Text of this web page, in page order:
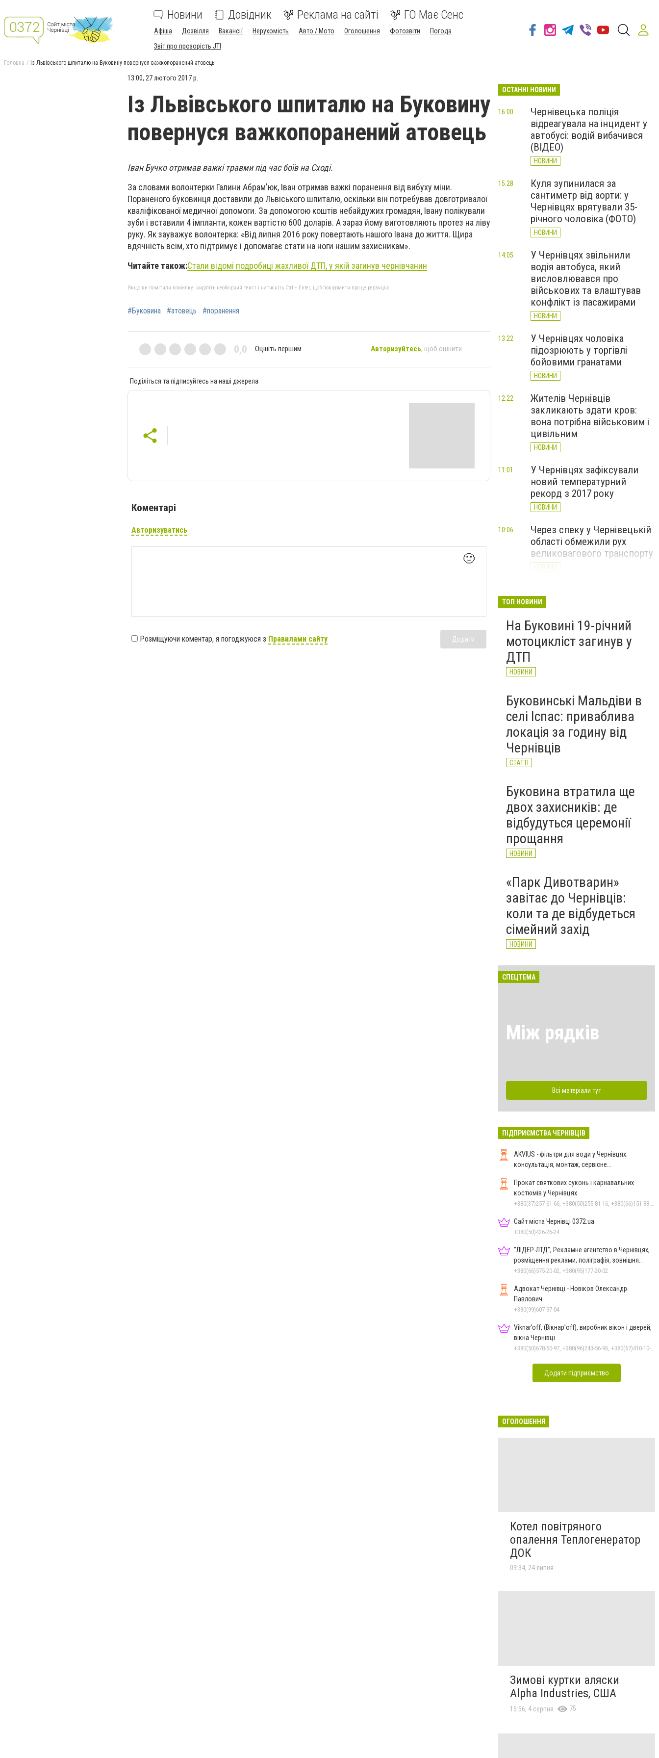
Новини Довідник Реклама на сайті ГО Має Сенс
Афіша Дозвілля Вакансії Нерухомість Авто / Мото Оголошення Фотозвіти
Погода
Звіт про прозорість JTI
Головна Із Львівського шпиталю на Буковину повернуся важкопоранений атовець
13:00, 27 лютого 2017 р.
Із Львівського шпиталю на Буковину
повернуся важкопоранений атовець
Іван Бучко отримав важкі травми під час боїв на Сході.
За словами волонтерки Галини Абрам'юк, Іван отримав важкі поранення від вибуху міни.
Пораненого буковинця доставили до Львіського шпиталю, оскільки він потребував довготривалої
кваліфікованої медичної допомоги. За допомогою коштів небайдужих громадян, Івану полікували
зуби і вставили 4 імпланти, кожен вартістю 600 доларів. А зараз йому виготовляють протез на ліву
руку. Як зауважує волонтерка: «Від липня 2016 року повертають нашого Івана до життя. Щира
вдячність всім, хто підтримує і допомагає стати на ноги нашим захисникам».
Читайте також:Стали відомі подробиці жахливої ДТП, у якій загинув чернівчанин
Якщо ви помітили помилку, виділіть необхідний текст і натисніть Ctrl + Enter, щоб повідомити про це редакцію
#Буковина #атовець #поранення
0,0 Оцініть першим Авторизуйтесь, щоб оцінити
Поділіться та підписуйтесь на наші джерела
Коментарі
Авторизуватись
🙂
Розміщуючи коментар, я погоджуюся з Правилами сайту Додати
ОСТАННІ НОВИНИ
Чернівецька поліція
відреагувала на інцидент у
автобусі: водій вибачився
(ВІДЕО)
НОВИНИ
16:00
Куля зупинилася за
сантиметр від аорти: у
Чернівцях врятували 35-
річного чоловіка (ФОТО)
НОВИНИ
15:28
У Чернівцях звільнили
водія автобуса, який
висловлювався про
військових та влаштував
конфлікт із пасажирами
НОВИНИ
14:05
У Чернівцях чоловіка
підозрюють у торгівлі
бойовими гранатами
НОВИНИ
13:22
Жителів Чернівців
закликають здати кров:
вона потрібна військовим і
цивільним
НОВИНИ
12:22
У Чернівцях зафіксували
новий температурний
рекорд з 2017 року
НОВИНИ
11:01
Через спеку у Чернівецькій
області обмежили рух
великовагового транспорту
НОВИНИ
10:06
врятували чоловіка з 7-
пораненням серця
НОВИНИ
ТОП НОВИНИ
На Буковині 19-річний
мотоцикліст загинув у
ДТП
НОВИНИ
Буковинські Мальдіви в
селі Іспас: приваблива
локація за годину від
Чернівців
СТАТТІ
Буковина втратила ще
двох захисників: де
відбудуться церемонії
прощання
НОВИНИ
«Парк Дивотварин»
завітає до Чернівців:
коли та де відбудеться
сімейний захід
НОВИНИ
СПЕЦТЕМА
Між рядків
Всі матеріали тут
ПІДПРИЄМСТВА ЧЕРНІВЦІВ
AKVIUS - фільтри для води у Чернівцях:
консультація, монтаж, сервісне
Прокат святкових суконь і карнавальних
костюмів у Чернівцях
Сайт міста Чернівці 0372.ua
+380(50)426-26-24
"ЛІДЕР-ЛТД", Рекламне агентство в Чернівцях,
розміщення реклами, поліграфія, зовнішня
реклама
+380(66)575-20-02, +380(95)177-20-02
Адвокат Чернівці - Новіков Олександр
Павлович
+380(99)607-97-04
Viknar’off, (Вікнар’off), виробник вікон і дверей,
вікна Чернівці
Додати підприємство
ОГОЛОШЕННЯ
Котел повітряного
опалення Теплогенератор
ДОК
09:34, 24 липня
Зимові куртки аляски
Alpha Industries, США
15:56, 4 серпня 75